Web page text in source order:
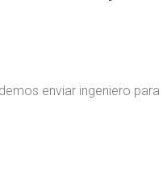
enviar ingeniero para